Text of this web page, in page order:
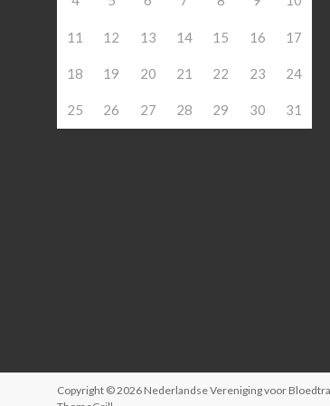
11 12 13 14 15 16 17
18 19 20 21 22 23 24
25 26 27 28 29 30 31
Copyright © 2026 Nederlandse Vereniging voor